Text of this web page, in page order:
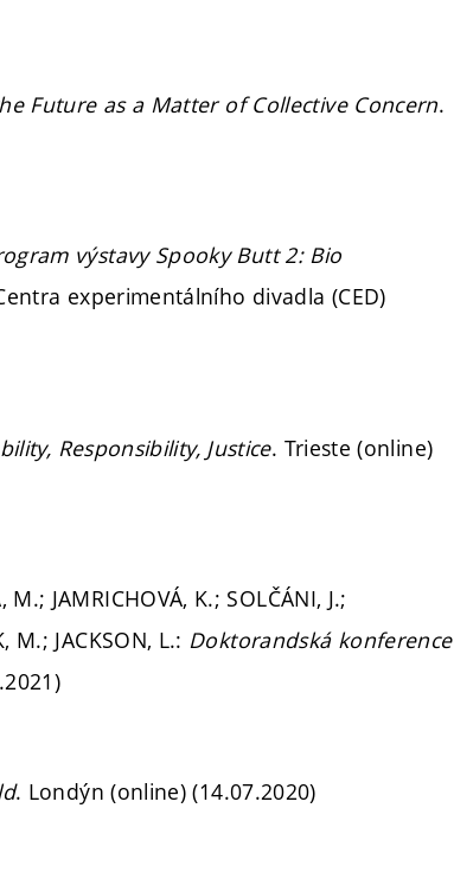
Future as a Matter of Collective Concern.
výstavy Spooky Butt 2: Bio
experimentálního divadla (CED)
Responsibility, Justice. Trieste (online)
JAMRICHOVÁ, K.; SOLČÁNI, J.;
M.; JACKSON, L.: Doktorandská konference
. Londýn (online) (14.07.2020)